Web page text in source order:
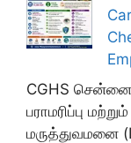
CGHS
பராமரிப்பு
மருத்துவமனை